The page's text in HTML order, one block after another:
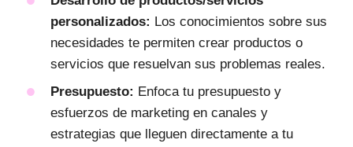
personalizados: Los conocimientos sobre sus
necesidades te permiten crear productos o
servicios que resuelvan sus problemas reales.
Presupuesto: Enfoca tu presupuesto y
esfuerzos de marketing en canales y
estrategias que lleguen directamente a tu